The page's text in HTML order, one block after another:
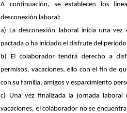
A continuación, se establecen los
desconexión laboral:
a) La desconexión laboral inicia una
pactada o ha iniciado el disfrute del
b) El colaborador tendrá derecho a
permisos, vacaciones, ello con el fin de
con su familia, amigos y esparcimiento
c) Una vez finalizada la jornada
vacaciones, el colaborador no se